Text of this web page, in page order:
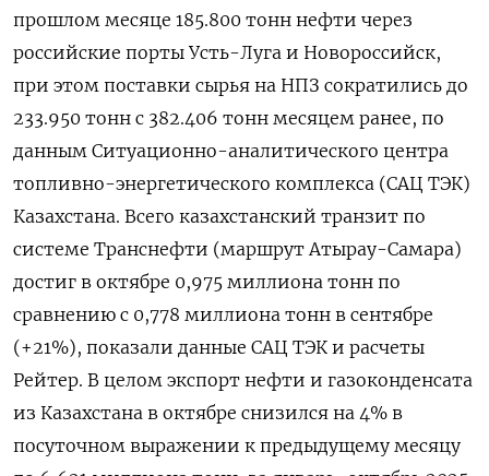
прошлом месяце 185.800 тонн нефти через
российские порты Усть-Луга и Новороссийск,
при этом поставки сырья на НПЗ сократились до
233.950 тонн с 382.406 тонн месяцем ранее, по
данным Ситуационно-аналитического центра
топливно-энергетического комплекса (САЦ ТЭК)
Казахстана. Всего казахстанский транзит по
системе Транснефти (маршрут Атырау-Самара)
достиг в октябре 0,975 миллиона тонн по
сравнению с 0,778 миллиона тонн в сентябре
(+21%), показали данные САЦ ТЭК и расчеты
Рейтер. В целом экспорт нефти и газоконденсата
из Казахстана в октябре снизился на 4% в
посуточном выражении к предыдущему месяцу